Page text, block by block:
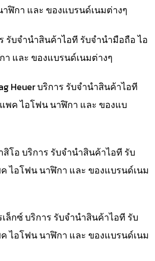
ฬิกา และ ของแบรนด์เนมต่างๆ
รับจำนำสินค้าไอที รับจำนำมือถือ ไอ
และ ของแบรนด์เนมต่างๆ
Heuer บริการ รับจำนำสินค้าไอที
พค ไอโฟน นาฬิกา และ ของแบ
โอ บริการ รับจำนำสินค้าไอที รับ
ไอโฟน นาฬิกา และ ของแบรนด์เนม
ล็กซ์ บริการ รับจำนำสินค้าไอที รับ
ไอโฟน นาฬิกา และ ของแบรนด์เนม